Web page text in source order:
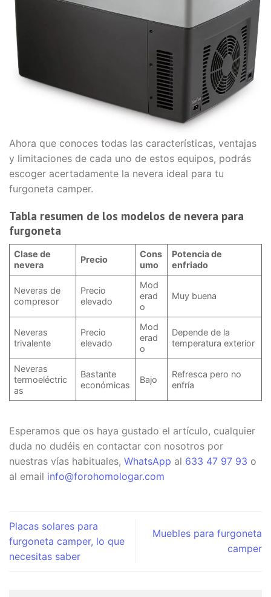
Ahora que conoces todas las características, ventajas
y limitaciones de cada uno de estos equipos, podrás
escoger acertadamente la nevera ideal para tu
furgoneta camper.
Tabla resumen de los modelos de nevera para
furgoneta
Clase de
nevera
Precio
Cons
umo
Potencia de
enfriado
Neveras de
compresor
Precio
elevado
Mod
erad
o
Muy buena
Neveras
trivalente
Precio
elevado
Mod
erad
o
Depende de la
temperatura exterior
Neveras
termoeléctric
as
Bastante
económicas
Bajo
Refresca pero no
enfría
Esperamos que os haya gustado el artículo, cualquier
duda no dudéis en contactar con nosotros por
nuestras vías habituales, WhatsApp al 633 47 97 93 o
al email info@forohomologar.com
Placas solares para
furgoneta camper, lo que
necesitas saber
Muebles para furgoneta
camper